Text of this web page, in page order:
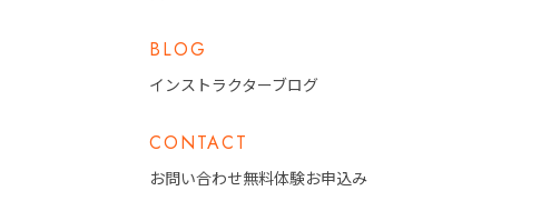
BLOG
インストラクターブログ
CONTACT
お問い合わせ無料体験お申込み